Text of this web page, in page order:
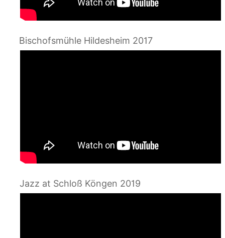
Bischofsmühle Hildesheim 2017
Jazz at Schloß Köngen 2019